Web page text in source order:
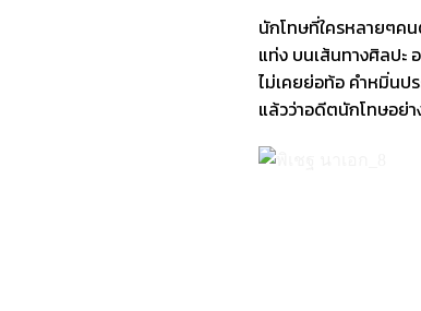
นักโทษที่ใครหลายๆค
แท่ง บนเส้นทางศิลปะ
ไม่เคยย่อท้อ คำหมิ่นปร
แล้วว่าอดีตนักโทษอย่